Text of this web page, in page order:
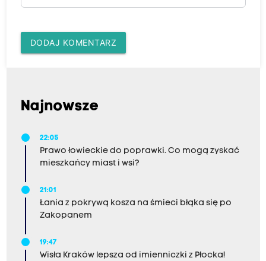
DODAJ KOMENTARZ
Najnowsze
22:05
Prawo łowieckie do poprawki. Co mogą zyskać
mieszkańcy miast i wsi?
21:01
Łania z pokrywą kosza na śmieci błąka się po
Zakopanem
19:47
Wisła Kraków lepsza od imienniczki z Płocka!